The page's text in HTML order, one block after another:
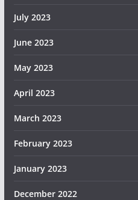
July 2023
June 2023
May 2023
April 2023
March 2023
February 2023
January 2023
December 2022